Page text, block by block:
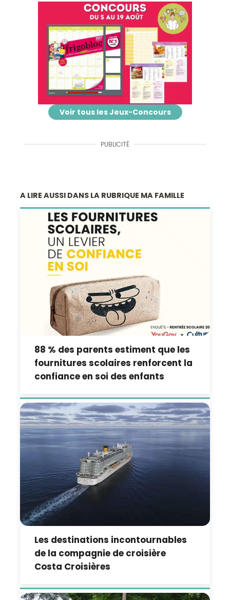
Voir tous les Jeux-Concours
PUBLICITÉ
A LIRE AUSSI DANS LA RUBRIQUE MA FAMILLE
88 % des parents estiment que les
fournitures scolaires renforcent la
confiance en soi des enfants
Les destinations incontournables
de la compagnie de croisière
Costa Croisières